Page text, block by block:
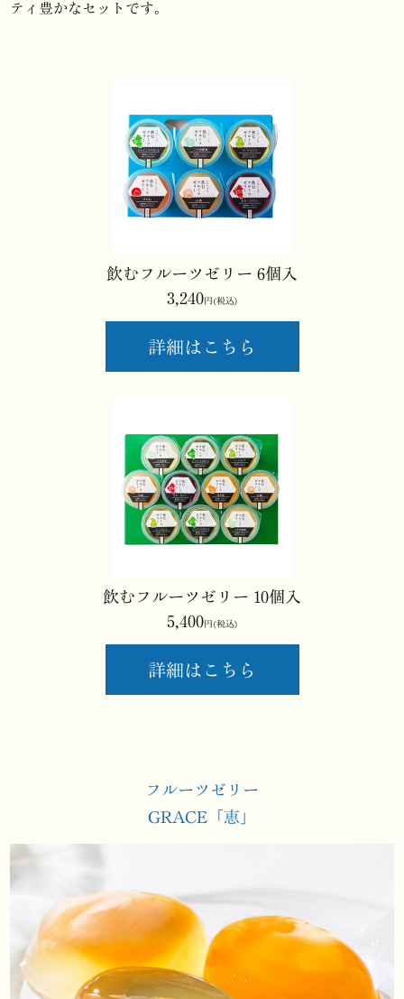
ティ豊かなセットです。
飲むフルーツゼリー 6個入
3,240円(税込)
詳細はこちら
飲むフルーツゼリー 10個入
5,400円(税込)
詳細はこちら
フルーツゼリー
GRACE「恵」